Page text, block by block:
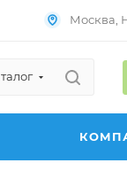
Москва,